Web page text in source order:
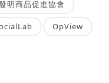
明商品促進協會
OpView